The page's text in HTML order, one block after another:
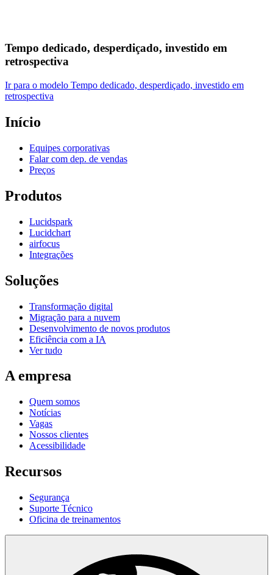
Tempo dedicado, desperdiçado, investido em
retrospectiva
Ir para o modelo Tempo dedicado, desperdiçado, investido em
retrospectiva
Início
Equipes corporativas
Falar com dep. de vendas
Preços
Produtos
Lucidspark
Lucidchart
airfocus
Integrações
Soluções
Transformação digital
Migração para a nuvem
Desenvolvimento de novos produtos
Eficiência com a IA
Ver tudo
A empresa
Quem somos
Notícias
Vagas
Nossos clientes
Acessibilidade
Recursos
Segurança
Suporte Técnico
Oficina de treinamentos